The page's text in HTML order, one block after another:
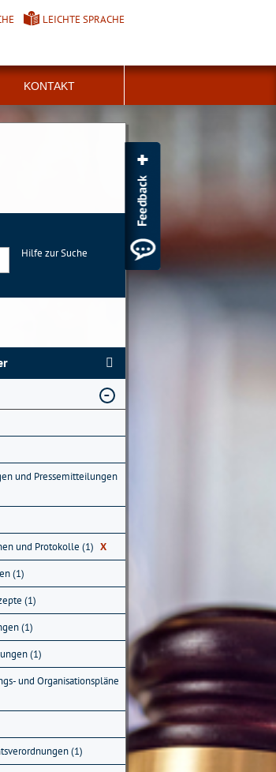
LEICHTE SPRACHE
KONTAKT
Hilfe zur Suche
und Pressemitteilungen
und Protokolle (1) X
(1)
(1)
(1)
(1)
und Organisationspläne
(1)